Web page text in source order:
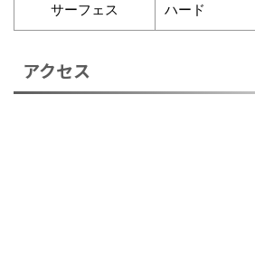
サーフェス ハード
アクセス